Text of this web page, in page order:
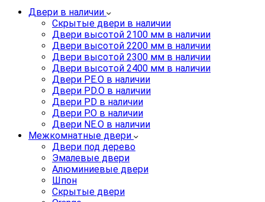
Двери в наличии
Скрытые двери в наличии
Двери высотой 2100 мм в наличии
Двери высотой 2200 мм в наличии
Двери высотой 2300 мм в наличии
Двери высотой 2400 мм в наличии
Двери PE.O в наличии
Двери PD.O в наличии
Двери PD в наличии
Двери P.O в наличии
Двери NE.O в наличии
Межкомнатные двери
Двери под дерево
Эмалевые двери
Алюминиевые двери
Шпон
Скрытые двери